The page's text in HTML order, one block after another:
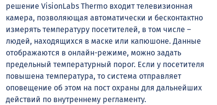
решение VisionLabs Thermo входит телевизионная
камера, позволяющая автоматически и бесконтактно
измерять температуру посетителей, в том числе –
людей, находящихся в маске или капюшоне. Данные
отображаются в онлайн-режиме, можно задать
предельный температурный порог. Если у посетителя
повышена температура, то система отправляет
оповещение об этом на пост охраны для дальнейших
действий по внутреннему регламенту.